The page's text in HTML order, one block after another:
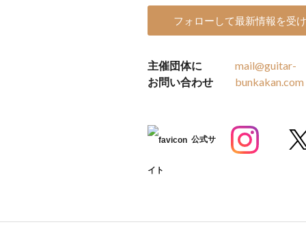
フォローして最新情報を受
主催団体に
お問い合わせ
mail@guitar-
bunkakan.com
公式サ
イト